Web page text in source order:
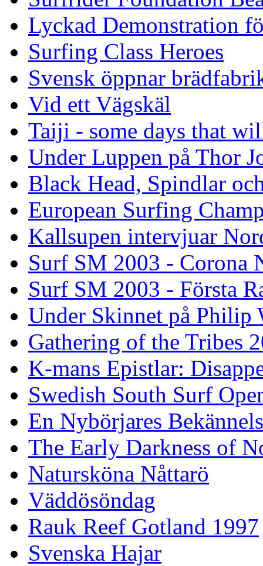
Lyckad Demonstration
Surfing Class Heroes
Svensk öppnar
Vid ett Vägskäl
Taiji - some days that
Under Luppen på Thor
Black Head, Spindlar
European Surfing
Kallsupen intervjuar
Surf SM 2003 - Corona
Surf SM 2003 - Första
Under Skinnet på Philip
Gathering of the Tribes
K-mans Epistlar:
Swedish South Surf
En Nybörjares
The Early Darkness of
Natursköna Nåttarö
Väddösöndag
Rauk Reef Gotland 1997
Svenska Hajar